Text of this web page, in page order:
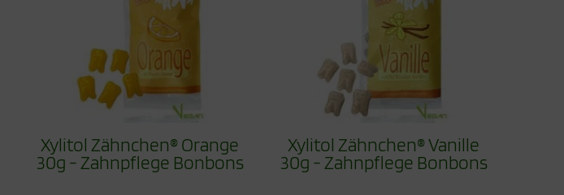
Xylitol Zähnchen® Orange
30g - Zahnpflege Bonbons
Xylitol Zähnchen® Vanille
30g - Zahnpflege Bonbons